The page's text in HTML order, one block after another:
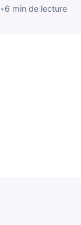
•6 min de lecture